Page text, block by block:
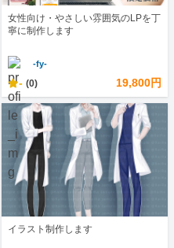
女性向け・やさしい雰囲気のLPを丁
寧に制作します
-fy-
- (0) 19,800円
イラスト制作します